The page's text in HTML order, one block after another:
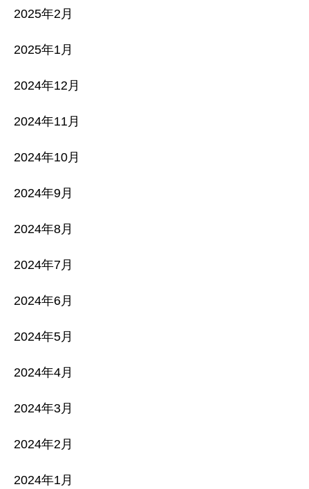
2025年2月
2025年1月
2024年12月
2024年11月
2024年10月
2024年9月
2024年8月
2024年7月
2024年6月
2024年5月
2024年4月
2024年3月
2024年2月
2024年1月